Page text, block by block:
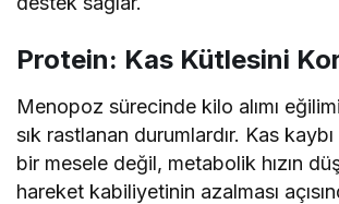
Protein: Kas Kütlesini
Menopoz sürecinde kilo alımı
sık rastlanan durumlardır. Kas
bir mesele değil, metabolik hızın
hareket kabiliyetinin azalması